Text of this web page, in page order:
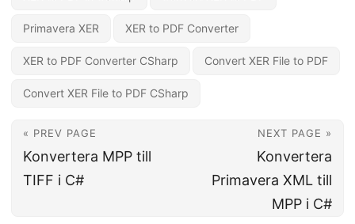
Primavera XER XER to PDF Converter
XER to PDF Converter CSharp Convert XER File to PDF
Convert XER File to PDF CSharp
« PREV PAGE
Konvertera MPP till
TIFF i C#
NEXT PAGE »
Konvertera
Primavera XML till
MPP i C#